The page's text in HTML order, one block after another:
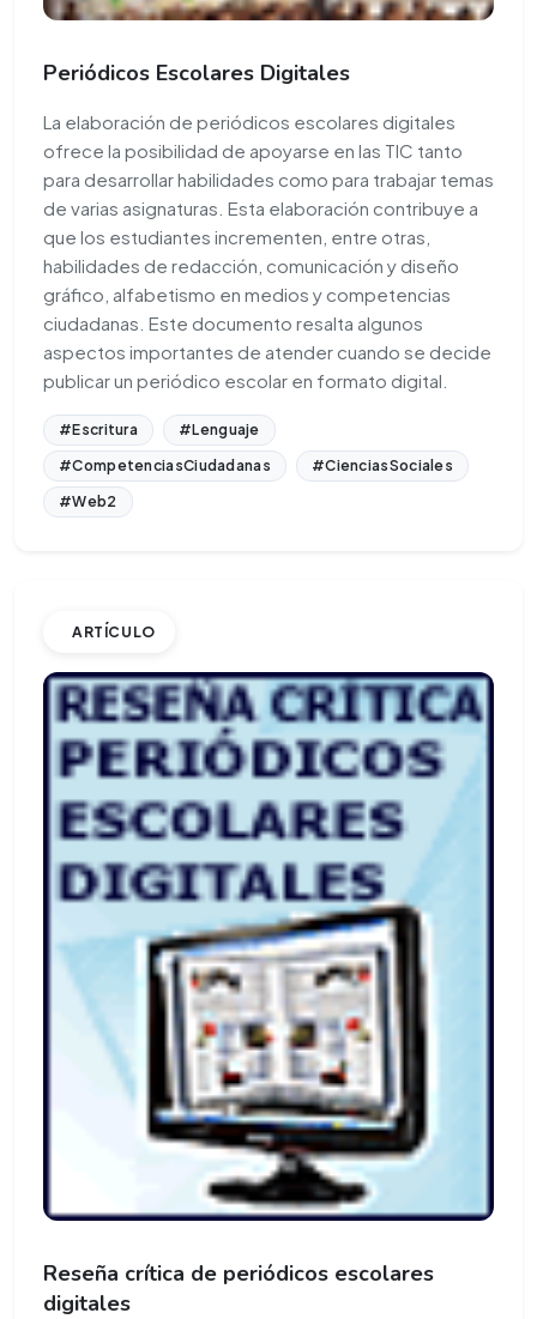
Periódicos Escolares Digitales
La elaboración de periódicos escolares digitales
ofrece la posibilidad de apoyarse en las TIC tanto
para desarrollar habilidades como para trabajar temas
de varias asignaturas. Esta elaboración contribuye a
que los estudiantes incrementen, entre otras,
habilidades de redacción, comunicación y diseño
gráfico, alfabetismo en medios y competencias
ciudadanas. Este documento resalta algunos
aspectos importantes de atender cuando se decide
publicar un periódico escolar en formato digital.
#Escritura
#Lenguaje
#CompetenciasCiudadanas
#CienciasSociales
#Web2
ARTÍCULO
Reseña crítica de periódicos escolares
digitales